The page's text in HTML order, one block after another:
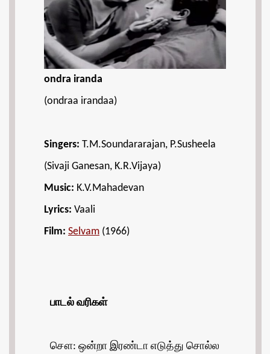
ondra iranda
(ondraa irandaa)
Singers: T.M.Soundararajan, P.Susheela
(Sivaji Ganesan, K.R.Vijaya)
Music: K.V.Mahadevan
Lyrics: Vaali
Film: Selvam (1966)
பாடல் வரிகள்
சௌ: ஒன்றா இரண்டா எடுத்து சொல்ல